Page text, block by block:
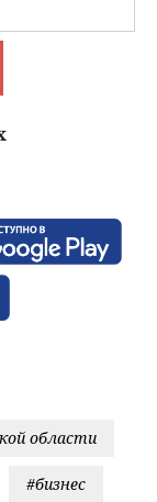
области
#бизнес